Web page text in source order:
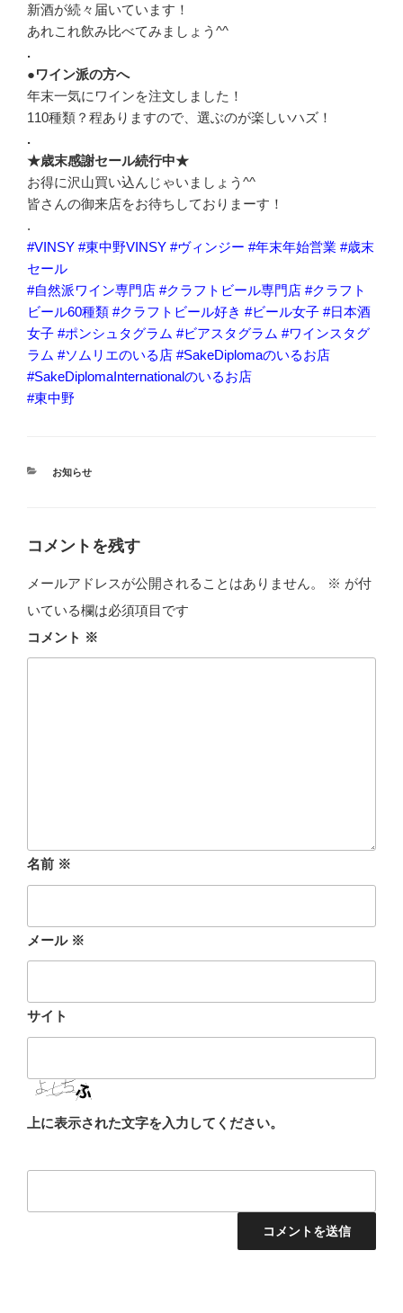
新酒が続々届いています！
あれこれ飲み比べてみましょう^^
.
●ワイン派の方へ
年末一気にワインを注文しました！
110種類？程ありますので、選ぶのが楽しいハズ！
.
★歳末感謝セール続行中★
お得に沢山買い込んじゃいましょう^^
皆さんの御来店をお待ちしておりまーす！
.
#VINSY #東中野VINSY #ヴィンジー #年末年始営業 #歳末
セール
#自然派ワイン専門店 #クラフトビール専門店 #クラフト
ビール60種類 #クラフトビール好き #ビール女子 #日本酒
女子 #ポンシュタグラム #ビアスタグラム #ワインスタグ
ラム #ソムリエのいる店 #SakeDiplomaのいるお店
#SakeDiplomaInternationalのいるお店
#東中野
カ
お知らせ
コメントを残す
メールアドレスが公開されることはありません。 ※ が付
いている欄は必須項目です
コメント ※
名前 ※
メール ※
サイト
上に表示された文字を入力してください。